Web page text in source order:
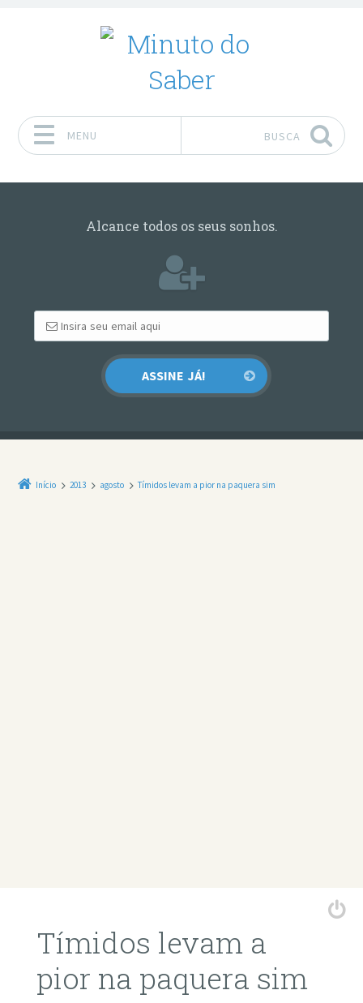
MENU BUSCA
Alcance todos os seus sonhos.
Início 2013 agosto Tímidos levam a pior na paquera sim
Tímidos levam a
pior na paquera sim